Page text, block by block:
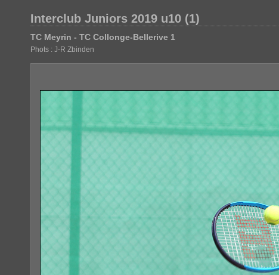
Interclub Juniors 2019 u10 (1)
TC Meyrin - TC Collonge-Bellerive 1
Phots : J-R Zbinden